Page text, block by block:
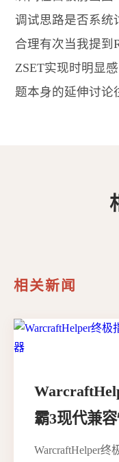
调试思路是否系统
合理有次当我提到
ZSET实现时明显
题本身的延伸讨论
相关新闻
霸3现代兼
WarcraftHelper终